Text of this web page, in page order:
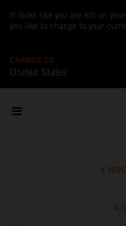
It looks like you are not on
you like to change to your
CHANGE TO
United States
4/